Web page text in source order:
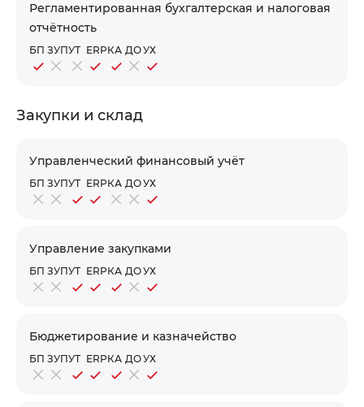
Регламентированная бухгалтерская и налоговая
отчётность
БП ЗУПУТ ERPКА ДОУХ
Закупки и склад
Управленческий финансовый учёт
БП ЗУПУТ ERPКА ДОУХ
Управление закупками
БП ЗУПУТ ERPКА ДОУХ
Бюджетирование и казначейство
БП ЗУПУТ ERPКА ДОУХ